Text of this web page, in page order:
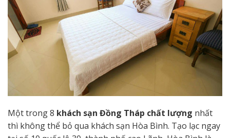
Một trong 8 khách sạn Đồng Tháp chất lượng nhất
thì không thể bỏ qua khách sạn Hòa Bình. Tạo lạc ngay